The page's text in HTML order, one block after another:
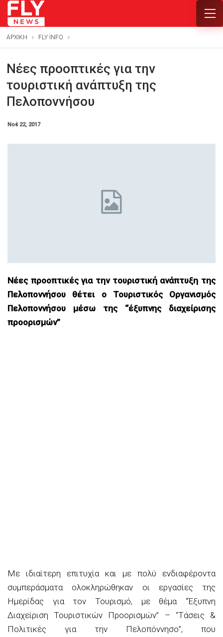
ΑΡΧΙΚΗ FLY INFO
Νέες προοπτικές για την
τουριστική ανάπτυξη της
Πελοποννήσου
Νοέ 22, 2017
Νέες προοπτικές για την τουριστική ανάπτυξη της
Πελοποννήσου θέτει ο Τουριστικός Οργανισμός
Πελοποννήσου μέσω της “έξυπνης διαχείρισης
προορισμών”
Με ιδιαίτερη επιτυχία και με πολύ ενδιαφέροντα
συμπεράσματα ολοκληρώθηκαν οι εργασίες της
Ημερίδας για τον Τουρισμό, με θέμα “Έξυπνη
Διαχείριση Τουριστικών Προορισμών” – “Τάσεις &
Πολιτικές για την Πελοπόννησο”, που